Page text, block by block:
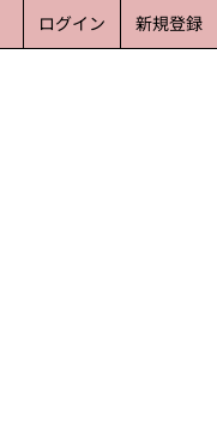
新規登録
ログイン